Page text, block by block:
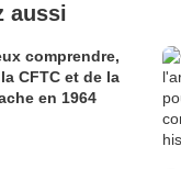
aussi
comprendre,
CFTC et de la
en 1964